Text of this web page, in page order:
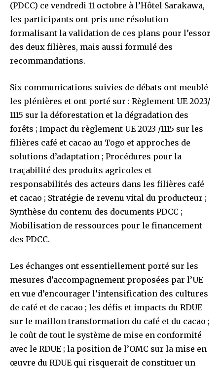
(PDCC) ce vendredi 11 octobre à l’Hôtel Sarakawa,
les participants ont pris une résolution
formalisant la validation de ces plans pour l’essor
des deux filières, mais aussi formulé des
recommandations.
Six communications suivies de débats ont meublé
les plénières et ont porté sur : Règlement UE 2023/
1115 sur la déforestation et la dégradation des
forêts ; Impact du règlement UE 2023 /1115 sur les
filières café et cacao au Togo et approches de
solutions d’adaptation ; Procédures pour la
traçabilité des produits agricoles et
responsabilités des acteurs dans les filières café
et cacao ; Stratégie de revenu vital du producteur ;
Synthèse du contenu des documents PDCC ;
Mobilisation de ressources pour le financement
des PDCC.
Les échanges ont essentiellement porté sur les
mesures d’accompagnement proposées par l’UE
en vue d’encourager l’intensification des cultures
de café et de cacao ; les défis et impacts du RDUE
sur le maillon transformation du café et du cacao ;
le coût de tout le système de mise en conformité
avec le RDUE ; la position de l’OMC sur la mise en
œuvre du RDUE qui risquerait de constituer un